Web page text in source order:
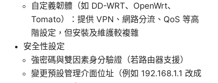
自定義韌體（如 DD-WRT、OpenWrt、
Tomato）：提供 VPN、網路分流、QoS 等高
階設定，但安裝及維護較複雜
安全性設定
強密碼與雙因素身分驗證（若路由器支援）
變更預設管理介面位址（例如 192.168.1.1 改成